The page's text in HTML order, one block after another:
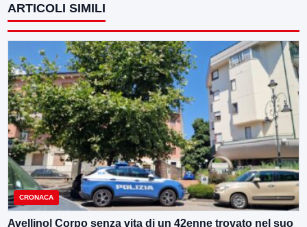
ARTICOLI SIMILI
CRONACA
Avellino| Corpo senza vita di un 42enne trovato nel suo